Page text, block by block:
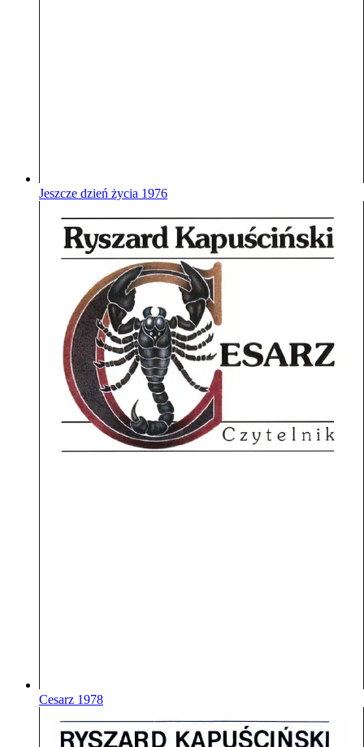
Jeszcze dzień życia 1976
Cesarz 1978